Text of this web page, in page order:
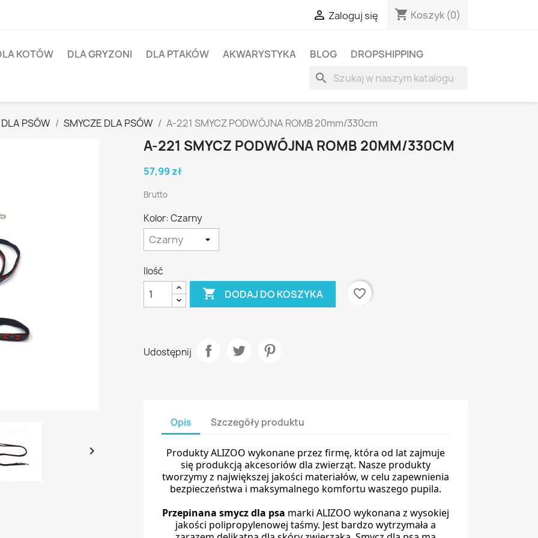
 Zaloguj się shopping_cart Koszyk (0)
KOTÓW DLA GRYZONI DLA PTAKÓW AKWARYSTYKA BLOG DROPSHIPPING
search
PSÓW SMYCZE DLA PSÓW A-221 SMYCZ PODWÓJNA ROMB 20mm/330cm

A-221 SMYCZ PODWÓJNA ROMB 20MM/330CM
57,99 zł
Brutto
Kolor: Czarny
Ilość
 DODAJ DO KOSZYKA favorite_border
Udostępnij
Opis Szczegóły produktu
Produkty ALIZOO wykonane przez firmę, która od lat zajmuje
się produkcją akcesoriów dla zwierząt. Nasze produkty
tworzymy z największej jakości materiałów, w celu zapewnienia
bezpieczeństwa i maksymalnego komfortu waszego pupila.
Przepinana smycz dla psa marki ALIZOO wykonana z wysokiej
jakości polipropylenowej taśmy. Jest bardzo wytrzymała a